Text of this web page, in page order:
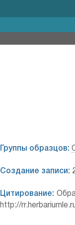
Группы образцов:
Создание записи:
Цитирование:
http://